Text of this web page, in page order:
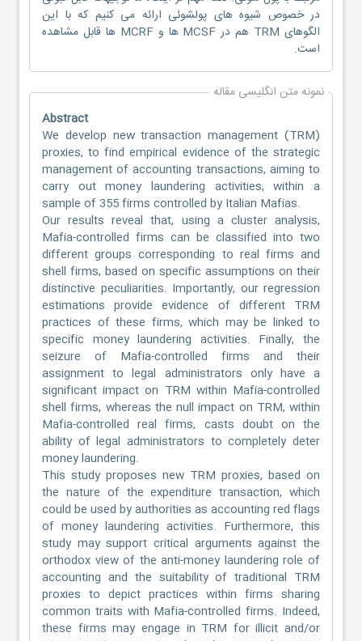
در خصوص شیوه های پولشوئی ارائه می کنیم که با این
الگوهای TRM هم در MCSF ها و MCRF ها قابل مشاهده
است.
نمونه متن انگلیسی مقاله
Abstract
We develop new transaction management (TRM)
proxies, to find empirical evidence of the strategic
management of accounting transactions, aiming to
carry out money laundering activities, within a
sample of 355 firms controlled by Italian Mafias.
Our results reveal that, using a cluster analysis,
Mafia-controlled firms can be classified into two
different groups corresponding to real firms and
shell firms, based on specific assumptions on their
distinctive peculiarities. Importantly, our regression
estimations provide evidence of different TRM
practices of these firms, which may be linked to
specific money laundering activities. Finally, the
seizure of Mafia-controlled firms and their
assignment to legal administrators only have a
significant impact on TRM within Mafia-controlled
shell firms, whereas the null impact on TRM, within
Mafia-controlled real firms, casts doubt on the
ability of legal administrators to completely deter
money laundering.
This study proposes new TRM proxies, based on
the nature of the expenditure transaction, which
could be used by authorities as accounting red flags
of money laundering activities. Furthermore, this
study may support critical arguments against the
orthodox view of the anti-money laundering role of
accounting and the suitability of traditional TRM
proxies to depict practices within firms sharing
common traits with Mafia-controlled firms. Indeed,
these firms may engage in TRM for illicit and/or